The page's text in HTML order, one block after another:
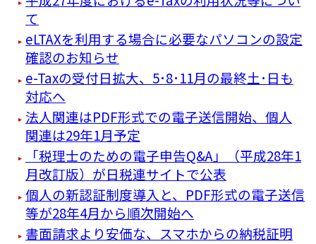
て
eLTAXを利用する場合に必要なパソコンの設定
確認のお知らせ
e-Taxの受付日拡大、5･8･11月の最終土･日も
対応へ
法人関連はPDF形式での電子送信開始、個人
関連は29年1月予定
「税理士のための電子申告Q&A」（平成28年1
月改訂版）が日税連サイトで公表
個人の新認証制度導入と、PDF形式の電子送信
等が28年4月から順次開始へ
書面請求より安価な、スマホからの納税証明